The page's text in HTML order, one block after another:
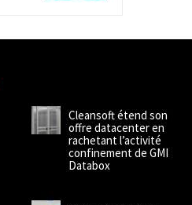
Cleansoft étend son
offre datacenter en
rachetant l’activité
confinement de GMI
Databox